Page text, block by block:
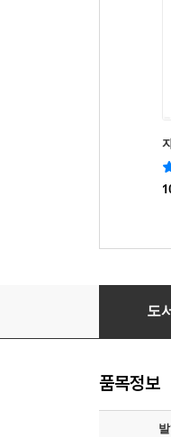
나에게 가
도
품목정보